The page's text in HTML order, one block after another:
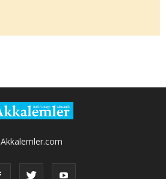
Akkalemler.com